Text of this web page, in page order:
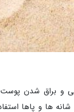
براق شدن پوست
ها و پاها